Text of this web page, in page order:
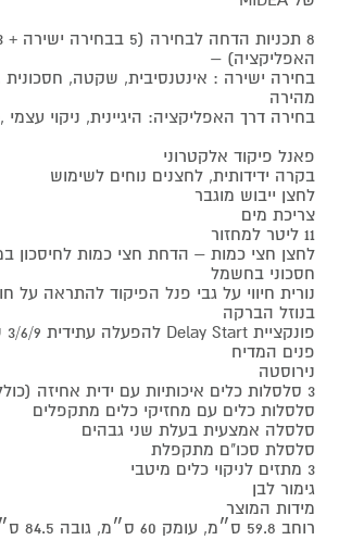
האפליקציה) –
מהירה
בחירה דרך האפליקציה: היגיינית, ניקוי עצמי
פאנל פיקוד אלקטרוני
בקרה ידידותית, לחצנים נוחים לשימוש
לחצן ייבוש מוגבר
צריכת מים
11 ליטר למחזור
לחצן חצי כמות – הדחת חצי כמות לחיסכון
חסכוני בחשמל
נורית חיווי על גבי פנל הפיקוד להתראה על
בנוזל הברקה
פונקציית Delay Start להפעלה עתידית 3/6/9 שעות מראש
פנים המדיח
נירוסטה
3 סלסלות כלים איכותיות עם ידית אחיזה (כולל סלסלת סכו"ם)
סלסלות כלים עם מחזיקי כלים מתקפלים
סלסלה אמצעית בעלת שני גבהים
סלסלת סכו"ם מתקפלת
3 מתזים לניקוי כלים מיטבי
גימור לבן
מידות המוצר
רוחב 59.8 ס״מ, עומק 60 ס״מ, גובה 84.5 ס״מ